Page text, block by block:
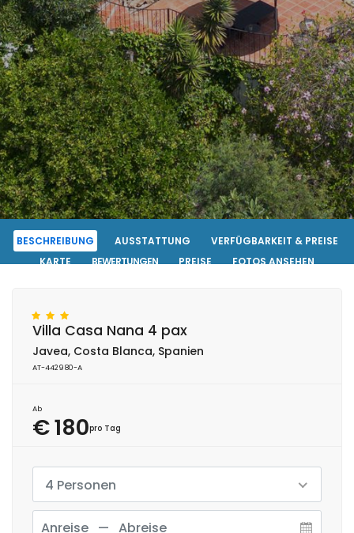
BESCHREIBUNG AUSSTATTUNG
VERFÜGBARKEIT & PREISE
KARTE
BEWERTUNGEN PREISE
FOTOS ANSEHEN
Villa Casa Nana 4 pax
Javea, Costa Blanca, Spanien
AT-442980-A
Ab
€ 180pro Tag
4 Personen